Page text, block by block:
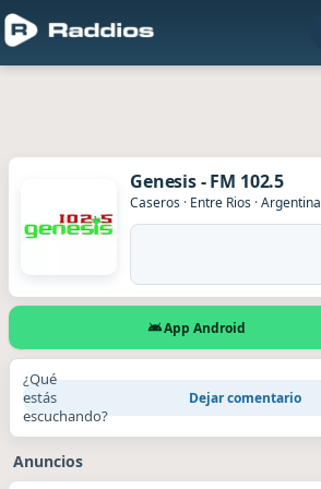
Genesis - FM 102.5
Caseros · Entre Rios ·Argentina
App Android
¿Qué
estás
escuchando?
Dejar comentario
Anuncios